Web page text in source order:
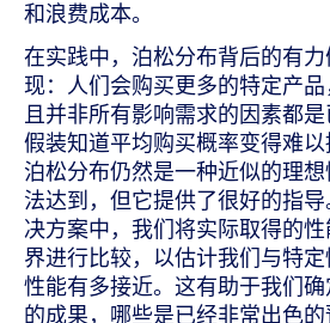
和浪费成本。
在实践中，泊松分布背后的有
现：人们会购买更多的特定产
且并非所有影响需求的因素都
假装知道平均购买概率变得难以
泊松分布仍然是一种近似的理
法达到，但它提供了很好的指
决方案中，我们将实际取得的
界进行比较，以估计我们与特
性能有多接近。这有助于我们
的成果，哪些是已经非常出色